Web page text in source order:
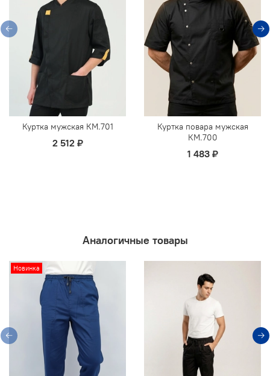
Куртка мужская КМ.701
2 512 ₽
Куртка повара мужская
КМ.700
1 483 ₽
Аналогичные товары
Новинка